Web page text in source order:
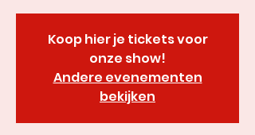
Koop hier je tickets voor
onze show!
Andere evenementen
bekijken